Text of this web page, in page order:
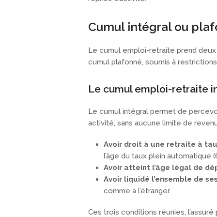
Cumul intégral ou
Le cumul emploi-retraite prend
cumul plafonné, soumis à
Le cumul emploi-retraite
Le cumul intégral permet de
activité, sans aucune limite de
Avoir droit à une retraite à
l’âge du taux plein automatique
Avoir atteint l’âge légal de
Avoir liquidé l’ensemble de
comme à l’étranger.
Ces trois conditions réunies,